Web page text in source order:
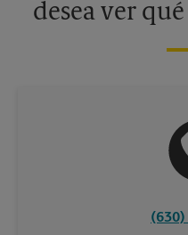
desea ver
(630)